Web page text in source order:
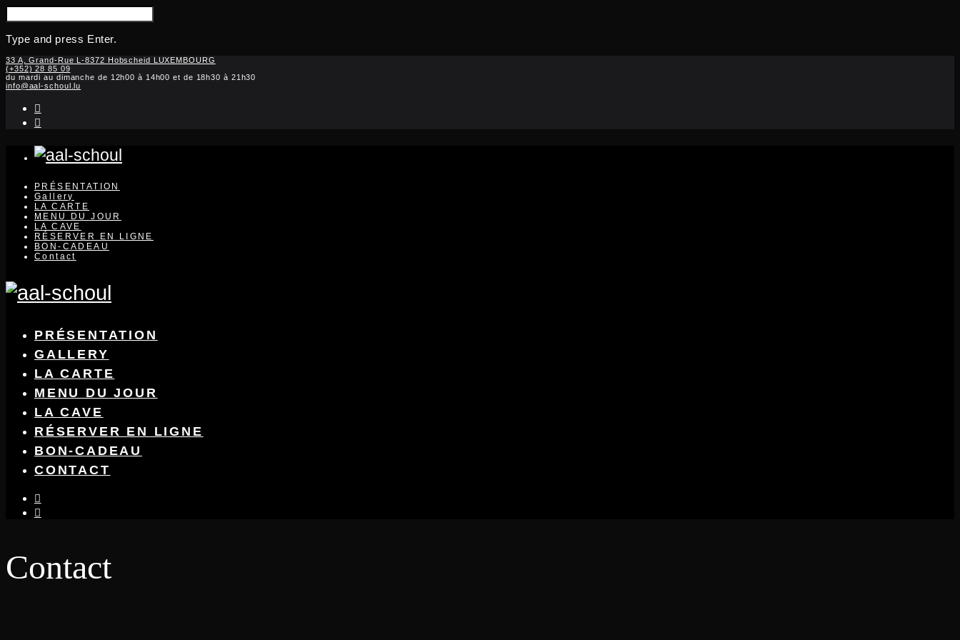
SEARCH
FOR:
Type and press Enter.
Skip
to
content
33 A, Grand-Rue L-8372 Hobscheid LUXEMBOURG
(+352) 28 85 09
du mardi au dimanche de 12h00 à 14h00 et de 18h30 à 21h30
info@aal-schoul.lu
PRÉSENTATION
Gallery
LA CARTE
MENU DU JOUR
LA CAVE
RÉSERVER EN LIGNE
BON-CADEAU
Contact
PRÉSENTATION
GALLERY
LA CARTE
MENU DU JOUR
LA CAVE
RÉSERVER EN LIGNE
BON-CADEAU
CONTACT
Contact